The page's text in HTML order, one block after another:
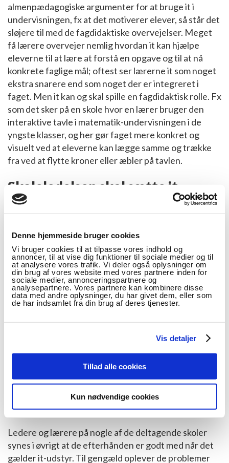
Denne hjemmeside bruger cookies
Vi bruger cookies til at tilpasse vores indhold og
annoncer, til at vise dig funktioner til sociale medier og til
at analysere vores trafik. Vi deler også oplysninger om
din brug af vores website med vores partnere inden for
sociale medier, annonceringspartnere og
analysepartnere. Vores partnere kan kombinere disse
data med andre oplysninger, du har givet dem, eller som
de har indsamlet fra din brug af deres tjenester.
Vis detaljer
Tillad alle cookies
Kun nødvendige cookies
almenpædagogiske argumenter for at bruge it i
undervisningen, fx at det motiverer elever, så står det
sløjere til med de fagdidaktiske overvejelser. Meget
få lærere overvejer nemlig hvordan it kan hjælpe
eleverne til at lære at forstå en opgave og til at nå
konkrete faglige mål; oftest ser lærerne it som noget
ekstra snarere end som noget der er integreret i
faget. Men it kan og skal spille en fagdidaktisk rolle. Fx
som det sker på en skole hvor en lærer bruger den
interaktive tavle i matematik-undervisningen i de
yngste klasser, og her gør faget mere konkret og
visuelt ved at eleverne kan lægge samme og trække
fra ved at flytte kroner eller æbler på tavlen.
Skoleledelsen skal sætte it-
didaktikken på dagsordenen
Skoleledelsen har den helt afgørende opgave i at sikre
undervisningen. Ofte har skolerne en it-strategi, men
skal den indfris, er det vigtigt at skoleledelsen følger
op på it-brugen i dagligdagen, fx ved at sætte tydelige
mål for hvordan it kommer i spil sammen med lærerne,
opmuntre lærere til at afprøve ideer, og sikre at de
erfaringer som lærerne får, bliver kommunikeret til
Mange lærere savner nemlig praksisnær viden om
hvordan de kan bruge it fagdidaktisk, og de
efterspørger kompetenceudvikling som direkte
integrerer it i undervisningen, og som er knyttet til
skolens organisering, fx til lærernes fagteam.
Ledere og lærere på nogle af de deltagende skoler
synes i øvrigt at de efterhånden er godt med når det
gælder it-udstyr. Til gengæld oplever de problemer